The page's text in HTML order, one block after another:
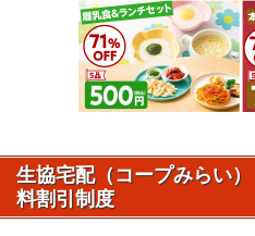
生協宅配（コープみらい
料割引制度